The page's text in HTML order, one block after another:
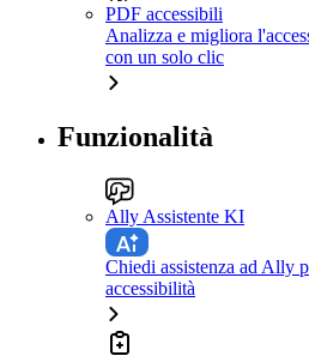
PDF accessibili
Analizza e migliora
con un solo clic
Funzionalità
Ally Assistente KI
Chiedi assistenza ad Ally
accessibilità